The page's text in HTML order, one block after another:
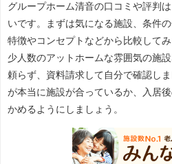
グループホーム清音の口コミや評判
いです。まずは気になる施設、条件
特徴やコンセプトなどから比較して
少人数のアットホームな雰囲気の施
頼らず、資料請求して自分で確認し
が本当に施設が合っているか、入居
かめるようにしましょう。